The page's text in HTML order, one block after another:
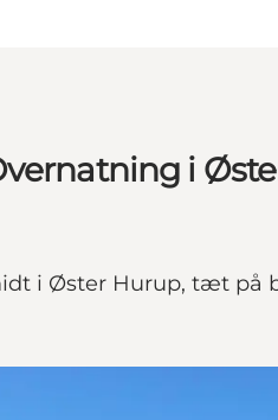
i
i Øster Hurup, tæt på